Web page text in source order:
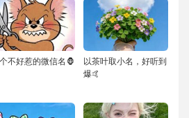
不好惹的微信名🦍
以茶叶取小名，好听到
爆🤙